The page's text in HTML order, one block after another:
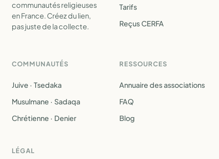
communautés religieuses
en France. Créez du lien,
pas juste de la collecte.
Tarifs
Reçus CERFA
COMMUNAUTÉS
Juive · Tsedaka
Musulmane · Sadaqa
Chrétienne · Denier
RESSOURCES
Annuaire des associations
FAQ
Blog
LÉGAL